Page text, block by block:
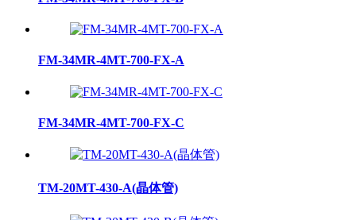
FM-34MR-4MT-700-FX-A
FM-34MR-4MT-700-FX-C
TM-20MT-430-A(晶体管)